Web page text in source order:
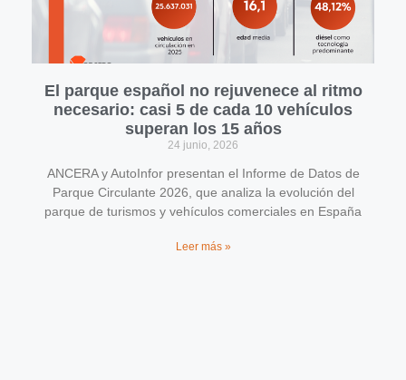
El parque español no rejuvenece al ritmo
necesario: casi 5 de cada 10 vehículos
superan los 15 años
24 junio, 2026
ANCERA y AutoInfor presentan el Informe de Datos de
Parque Circulante 2026, que analiza la evolución del
parque de turismos y vehículos comerciales en España
Leer más »